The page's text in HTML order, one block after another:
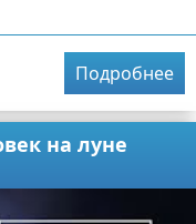
Подробнее
на луне